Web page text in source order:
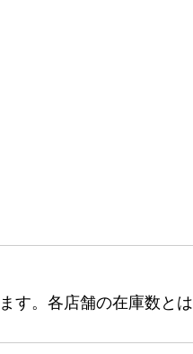
す。各店舗の在庫数とは